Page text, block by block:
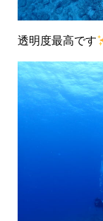
透明度最高です